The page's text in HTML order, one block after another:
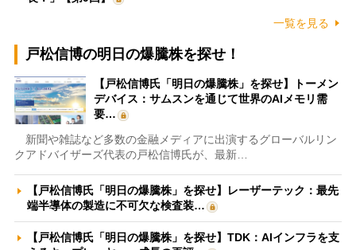
一覧を見る
戸松信博の明日の爆騰株を探せ！
【戸松信博氏「明日の爆騰株」を探せ】トーメン
デバイス：サムスンを通じて世界のAIメモリ需
要…
新聞や雑誌など多数の金融メディアに出演するグローバルリン
クアドバイザーズ代表の戸松信博氏が、最新…
【戸松信博氏「明日の爆騰株」を探せ】レーザーテック：最先
端半導体の製造に不可欠な検査装…
【戸松信博氏「明日の爆騰株」を探せ】TDK：AIインフラを支